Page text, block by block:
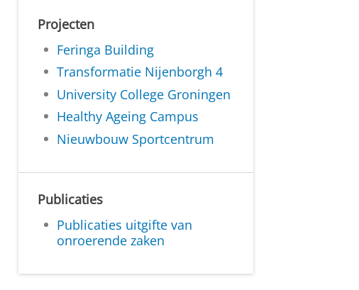
Projecten
Feringa Building
Transformatie Nijenborgh 4
University College Groningen
Healthy Ageing Campus
Nieuwbouw Sportcentrum
Publicaties
Publicaties uitgifte van
onroerende zaken